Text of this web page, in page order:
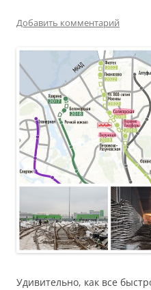
Добавить комментарий
Удивительно, как все